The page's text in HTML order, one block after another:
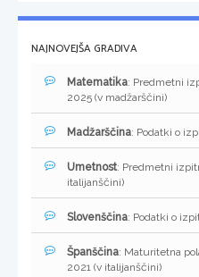
NAJNOVEJŠA GRADIVA
Matematika: Predmetni
2025 (v madžarščini)
Madžarščina: Podatki o
Umetnost: Predmetni
italijanščini)
Slovenščina: Podatki o
Španščina: Maturitetna
2021 (v italijanščini)